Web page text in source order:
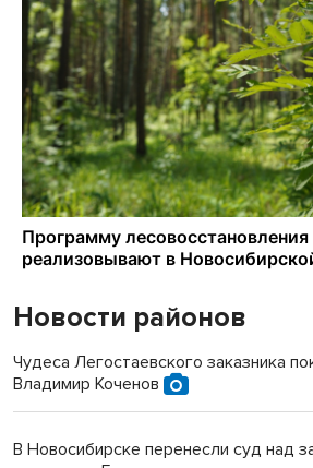
Новости районов
Чудеса Легостаевского заказника
Владимир Коченов
В Новосибирске перенесли суд над